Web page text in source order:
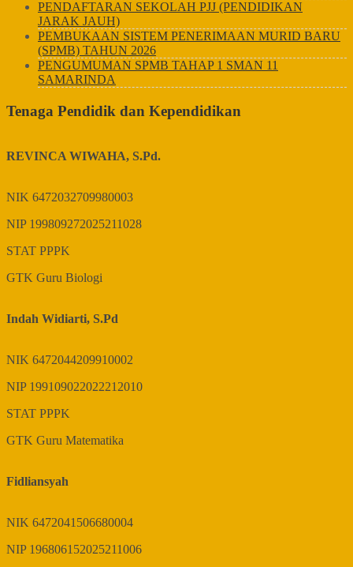
PENDAFTARAN SEKOLAH PJJ (PENDIDIKAN
JARAK JAUH)
PEMBUKAAN SISTEM PENERIMAAN MURID BARU
(SPMB) TAHUN 2026
PENGUMUMAN SPMB TAHAP 1 SMAN 11
SAMARINDA
Tenaga Pendidik dan Kependidikan
REVINCA WIWAHA, S.Pd.
NIK 6472032709980003
NIP 199809272025211028
STAT PPPK
GTK Guru Biologi
Indah Widiarti, S.Pd
NIK 6472044209910002
NIP 199109022022212010
STAT PPPK
GTK Guru Matematika
Fidliansyah
NIK 6472041506680004
NIP 196806152025211006